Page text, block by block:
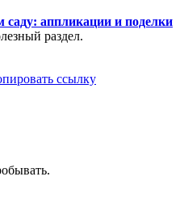
саду: аппликации и поделки
раздел.
ссылку